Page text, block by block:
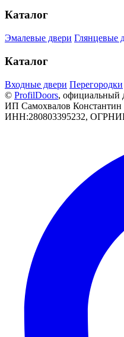
Каталог
Эмалевые двери Глянцевые
Каталог
Входные двери Перегородки
© РrofilDoors, официальный
ИП Самохвалов Константин
ИНН:280803395232,